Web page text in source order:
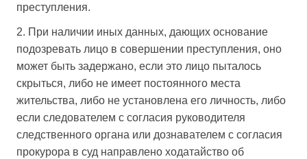
преступления.
2. При наличии иных данных, дающих основание
подозревать лицо в совершении преступления, оно
может быть задержано, если это лицо пыталось
скрыться, либо не имеет постоянного места
жительства, либо не установлена его личность, либо
если следователем с согласия руководителя
следственного органа или дознавателем с согласия
прокурора в суд направлено ходатайство об